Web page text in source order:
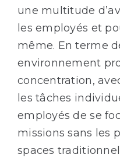
une multitude
les employés et
même. En terme
environnement
concentration,
les tâches
employés de se
missions sans les
spaces